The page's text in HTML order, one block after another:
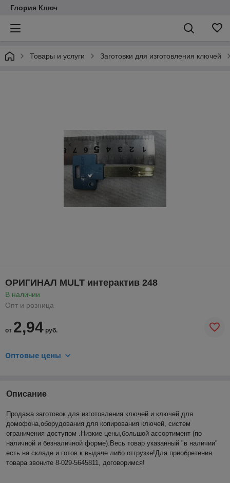
Глория Ключ
Товары и услуги Заготовки для изготовления ключей
ОРИГИНАЛ MULT интерактив 248
В наличии
Опт и розница
от 2,94 руб.
Оптовые цены
Описание
Продажа заготовок для изготовления ключей и ключей для
домофона,оборудования для копирования ключей, систем
ограничения доступом .Низкие цены,большой ассортимент (по
наличной и безналичной форме).Весь товар указанный "в наличии"
есть на складе и готов к выдаче либо отгрузке!Для приобретения
товара звоните 8-029-5645811, договоримся!